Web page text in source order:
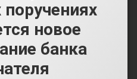
новое
банка